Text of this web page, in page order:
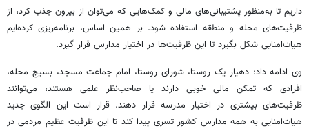
داریم تا به‌منظور پشتیبانی‌های مالی و کمک‌هایی که می‌توان از بیرون جذب کرد، از
ظرفیت‌های محله و منطقه استفاده شود. بر همین اساس، برنامه‌ریزی کرده‌ایم
هیات‌امنایی شکل بگیرد تا این ظرفیت‌ها در اختیار مدارس قرار گیرد.
وی ادامه داد: دهیار یک روستا، شورای روستا، امام جماعت مسجد، بسیج محله،
افرادی که تمکن مالی خوبی دارند یا صاحب‌نظر علمی هستند، می‌توانند
ظرفیت‌های بیشتری در اختیار مدرسه قرار دهند. قرار است این الگوی جدید
هیات‌امنایی به همه مدارس کشور تسری پیدا کند تا این ظرفیت عظیم مردمی در